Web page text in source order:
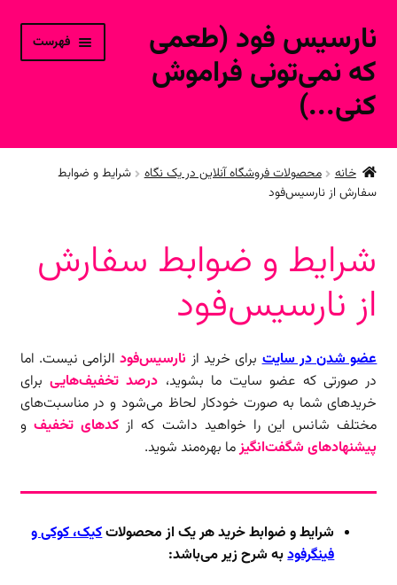
پرش
ناوبری
پرش
محتوا
نارسیس فود (طعمی
که نمی‌تونی فراموش
کنی...)
فهرست
خانه
ورود به حساب کاربری
محصولات فروشگاه آنلاین
ارتباط با ما
خانه محصولات فروشگاه آنلاین در یک نگاه
شرایط و ضوابط
سفارش از نارسیس‌فود
شرایط و ضوابط سفارش
از نارسیس‌فود
عضو شدن در سایتبرای خرید از نارسیس‌فود الزامی نیست. اما
در صورتی که عضو سایت ما بشوید، درصد تخفیف‌هاییبرای
خرید‌های شما به صورت خودکار لحاظ می‌شود و در مناسبت‌های
مختلف شانس این را خواهید داشت که ازکدهای تخفیف و
پیشنهادهای شگفت‌انگیزما بهره‌مند شوید.
شرایط و ضوابط خرید هر یک از محصولاتکیک، کوکی و
فینگرفودبه شرح زیر می‌باشد: